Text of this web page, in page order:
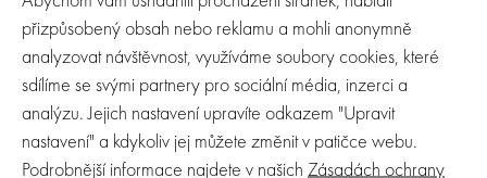
JOOLZ | Uni backpack | Stone
grey NEW
Skladem > 5 ks
JOOLZ | Uni backpack | (Dark)
navy blue NEW
Skladem > 5 ks
přizpůsobený obsah nebo reklamu a mohli anonymně
analyzovat návštěvnost, využíváme soubory cookies, které
sdílíme se svými partnery pro sociální média, inzerci a
analýzu. Jejich nastavení upravíte odkazem "Upravit
nastavení" a kdykoliv jej můžete změnit v patičce webu.
Podrobnější informace najdete v našich Zásadách ochrany